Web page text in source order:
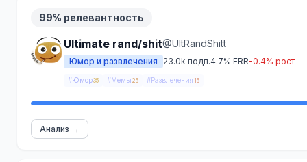
99% релевантность
Ultimate rand/shit@UltRandShitt
Юмор и развлечения 23.0k подп.4.7% ERR-0.4% рост
#Юмор35 #Мемы 25 #Развлечения 15
Анализ →